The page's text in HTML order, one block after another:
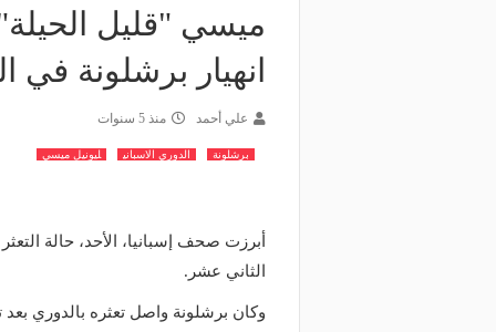
ميسي "قليل
انهيار برشلونة في
علي أحمد منذ 5 سنوات
برشلونة الدوري الاسباني ليونيل ميسي
أبرزت صحف إسبانيا، الأحد، حالة
الثاني عشر.